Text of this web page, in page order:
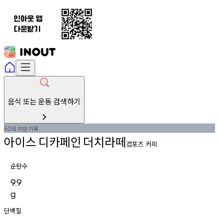
음식 또는 운동 검색하기
50회 미만기록
아이스 디카페인 더치라떼컴포즈 커피
순탄수
9.9
g
단백질